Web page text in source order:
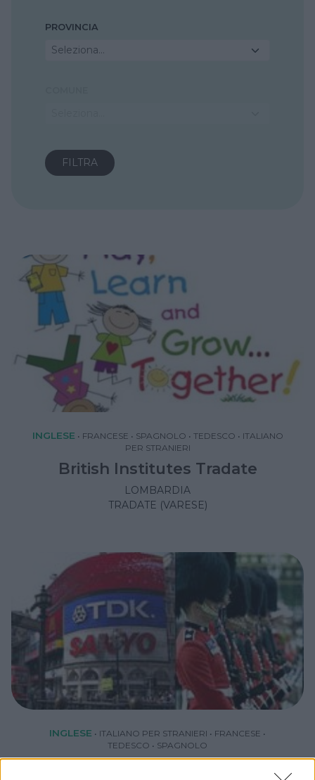
PROVINCIA
Seleziona...
INGLESE • FRANCESE • SPAGNOLO • TEDESCO • ITALIANO
PER STRANIERI
British Institutes Tradate
LOMBARDIA
TRADATE (VARESE)
INGLESE • ITALIANO PER STRANIERI • FRANCESE •
TEDESCO • SPAGNOLO
Executive English Center